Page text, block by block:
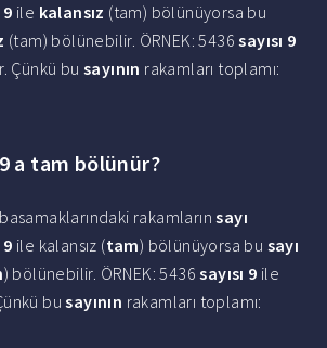
9 ile kalansız (tam) bölünüyorsa bu
(tam) bölünebilir. ÖRNEK: 5436sayısı 9
Çünkü bu sayının rakamları toplamı:
a tam bölünür?
basamaklarındaki rakamlarınsayı
9 ile kalansız (tam) bölünüyorsa bu sayı
) bölünebilir. ÖRNEK: 5436sayısı 9 ile
busayının rakamları toplamı: